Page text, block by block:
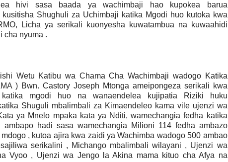
hivi sasa baada ya wachimbaji hao kupokea barua
Shughuli za Uchimbaji katika Mgodi huo kutoka kwa
Licha ya serikali kuonyesha kuwatambua na kuwaahidi
cha nyuma .
Wetu Katibu wa Chama Cha Wachimbaji wadogo Katika
) Bwn. Castory Joseph Mtonga ameipongeza serikali kwa
mgodi huo na wanaendelea kujipatia Riziki huku
Shuguli mbalimbali za Kimaendeleo kama vile ujenzi wa
ya Mnelo mpaka kata ya Nditi, wamechangia fedha katika
hadi sasa wamechangia Milioni 114 fedha ambazo
, kutoa ajira kwa zaidi ya Wachimba wadogo 500 ambao
serikalini , Michango mbalimbali wilayani , Ujenzi wa
Vyoo , Ujenzi wa Jengo la Akina mama kituo cha Afya na